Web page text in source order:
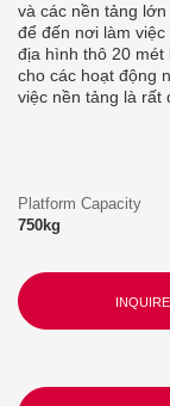
và các nền tảng
để đến nơi làm
địa hình thô 20 mét
cho các hoạt động
việc nền tảng là rất
Platform Capacity
750kg